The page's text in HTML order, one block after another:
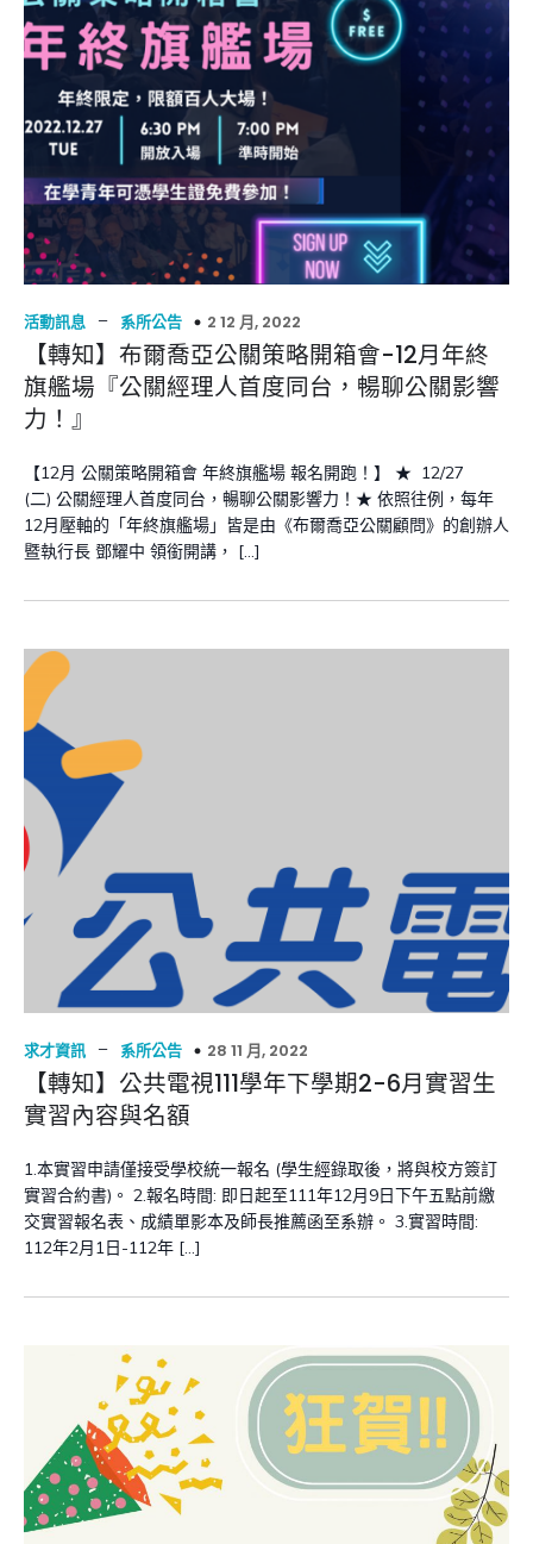
活動訊息 – 系所公告 2 12 月, 2022
【轉知】布爾喬亞公關策略開箱會-12月年終
旗艦場『公關經理人首度同台，暢聊公關影響
力！』
【12月 公關策略開箱會 年終旗艦場 報名開跑！】 ★ 12/27
(二) 公關經理人首度同台，暢聊公關影響力！★ 依照往例，每年
12月壓軸的「年終旗艦場」皆是由《布爾喬亞公關顧問》的創辦人
暨執行長 鄧耀中 領銜開講， […]
求才資訊 – 系所公告 28 11 月, 2022
【轉知】公共電視111學年下學期2-6月實習生
實習內容與名額
1.本實習申請僅接受學校統一報名 (學生經錄取後，將與校方簽訂
實習合約書)。 2.報名時間: 即日起至111年12月9日下午五點前繳
交實習報名表、成績單影本及師長推薦函至系辦。 3.實習時間:
112年2月1日-112年 […]